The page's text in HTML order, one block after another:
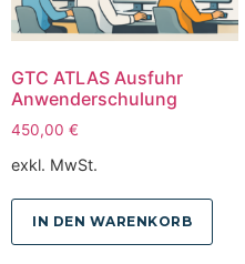
GTC ATLAS Ausfuhr
Anwenderschulung
450,00 €
exkl. MwSt.
IN DEN WARENKORB